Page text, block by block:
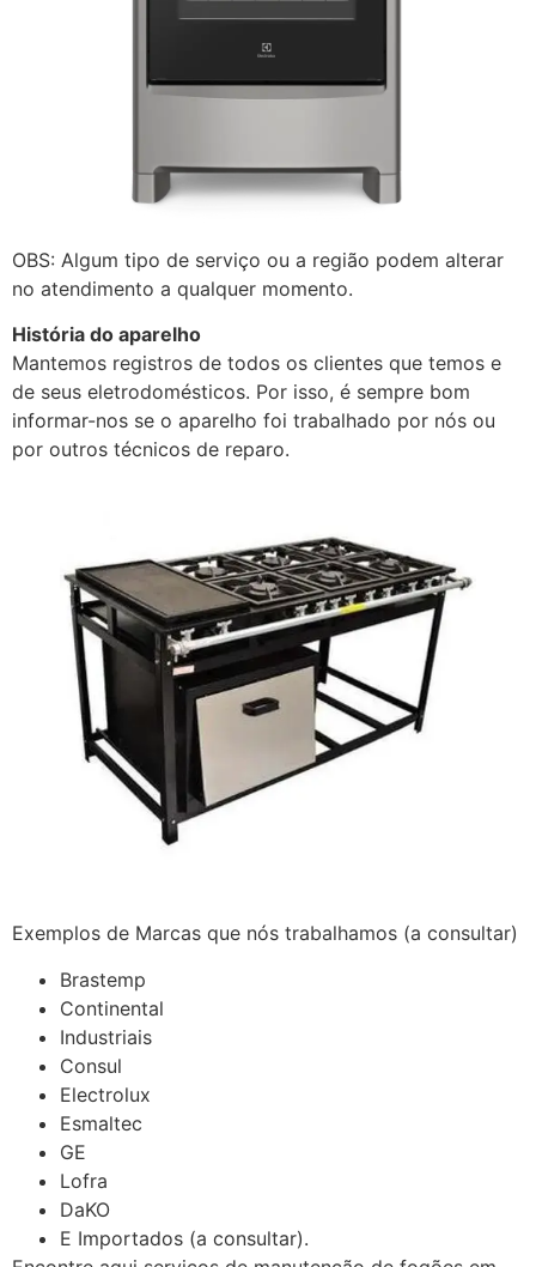
OBS: Algum tipo de serviço ou a região podem alterar
no atendimento a qualquer momento.
História do aparelho
Mantemos registros de todos os clientes que temos e
de seus eletrodomésticos. Por isso, é sempre bom
informar-nos se o aparelho foi trabalhado por nós ou
por outros técnicos de reparo.
Exemplos de Marcas que nós trabalhamos (a consultar)
Brastemp
Continental
Industriais
Consul
Electrolux
Esmaltec
GE
Lofra
DaKO
E Importados (a consultar).